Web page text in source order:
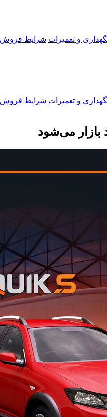
و تعمیرات شرایط فروش
و تعمیرات شرایط فروش
بازار می‌شود